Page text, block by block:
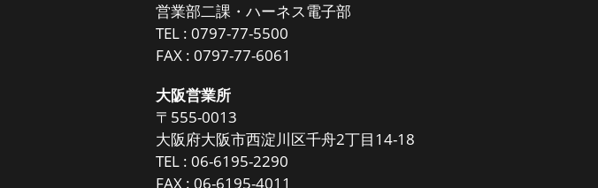
営業部二課・ハーネス電子部
TEL :0797-77-5500
FAX : 0797-77-6061
大阪営業所
〒555-0013
大阪府大阪市西淀川区千舟2丁目14-18
TEL :06-6195-2290
FAX : 06-6195-4011